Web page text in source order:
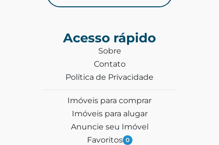
Acesso rápido
Sobre
Contato
Política de Privacidade
Imóveis para comprar
Imóveis para alugar
Anuncie seu Imóvel
Favoritos 0